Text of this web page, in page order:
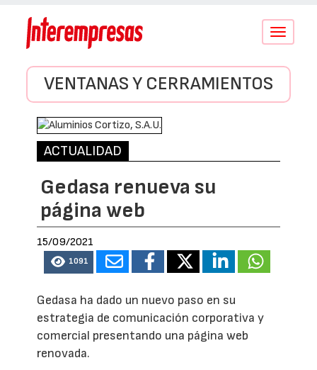
Conmutar
VENTANAS Y CERRAMIENTOS
ACTUALIDAD
Gedasa renueva su
página web
15/09/2021
1091
Gedasa ha dado un nuevo paso en su
estrategia de comunicación corporativa y
comercial presentando una página web
renovada.